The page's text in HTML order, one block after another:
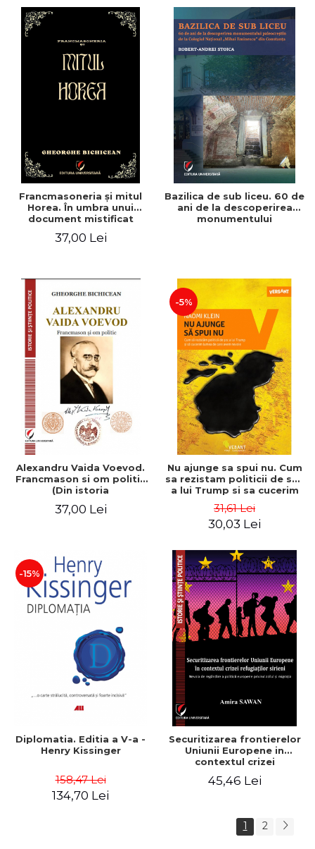
Francmasoneria și mitul
Horea. În umbra unui
document mistificat
37,00 Lei
Bazilica de sub liceu. 60 de
ani de la descoperirea
monumentului
Alexandru Vaida Voevod.
Francmason si om politic
(Din istoria
revizuita si adaugita -
37,00 Lei
-5%
Nu ajunge sa spui nu. Cum
sa rezistam politicii de soc
a lui Trump si sa cucerim
- Naomi Klein
31,61 Lei
30,03 Lei
-15%
Diplomatia. Editia a V-a -
Henry Kissinger
158,47 Lei
134,70 Lei
Securitizarea frontierelor
Uniunii Europene in
contextul crizei
de regandire a politicii
45,46 Lei
1 2